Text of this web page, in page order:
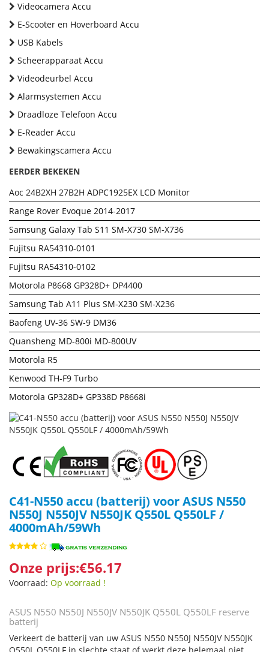
Videocamera Accu
E-Scooter en Hoverboard Accu
USB Kabels
Scheerapparaat Accu
Videodeurbel Accu
Alarmsystemen Accu
Draadloze Telefoon Accu
E-Reader Accu
Bewakingscamera Accu
EERDER BEKEKEN
Aoc 24B2XH 27B2H ADPC1925EX LCD Monitor
Range Rover Evoque 2014-2017
Samsung Galaxy Tab S11 SM-X730 SM-X736
Fujitsu RA54310-0101
Fujitsu RA54310-0102
Motorola P8668 GP328D+ DP4400
Samsung Tab A11 Plus SM-X230 SM-X236
Baofeng UV-36 SW-9 DM36
Quansheng MD-800i MD-800UV
Motorola R5
Kenwood TH-F9 Turbo
Motorola GP328D+ GP338D P8668i
C41-N550 accu (batterij) voor ASUS N550
N550J N550JV N550JK Q550L Q550LF /
4000mAh/59Wh
Onze prijs:€56.17
Voorraad: Op voorraad !
ASUS N550 N550J N550JV N550JK Q550L Q550LF reserve
batterij
Verkeert de batterij van uw ASUS N550 N550J N550JV N550JK